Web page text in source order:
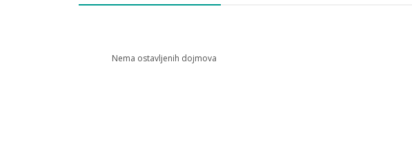
Nema ostavljenih dojmova